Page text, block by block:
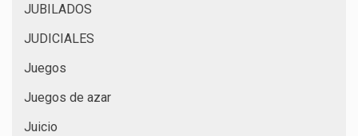
JUBILADOS
JUDICIALES
Juegos
Juegos de azar
Juicio